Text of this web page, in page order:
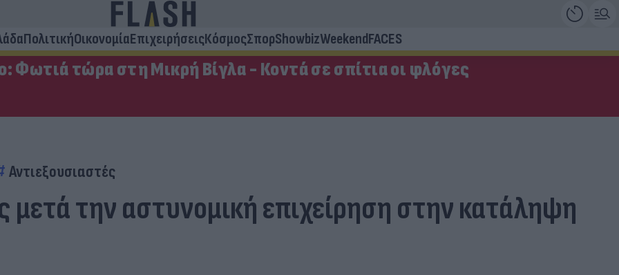
ΠολιτικήΟικονομίαΕπιχειρήσειςΚόσμοςΣπορShowbizWeekendFACES
Φωτιά τώρα στη Μικρή Βίγλα - Κοντά σε σπίτια οι φλόγες
Αντιεξουσιαστές
μετά την αστυνομική επιχείρηση στην κατάληψη